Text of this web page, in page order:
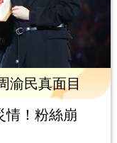
渝民真面目
情！粉絲崩